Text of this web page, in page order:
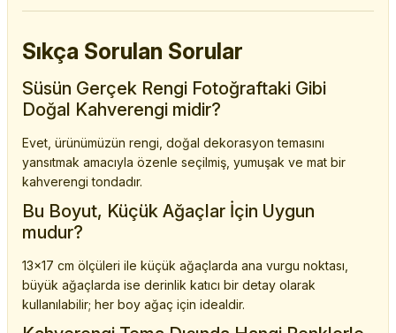
Sıkça Sorulan Sorular
Süsün Gerçek Rengi Fotoğraftaki Gibi
Doğal Kahverengi midir?
Evet, ürünümüzün rengi, doğal dekorasyon temasını
yansıtmak amacıyla özenle seçilmiş, yumuşak ve mat bir
kahverengi tondadır.
Bu Boyut, Küçük Ağaçlar İçin Uygun
mudur?
13x17 cm ölçüleri ile küçük ağaçlarda ana vurgu noktası,
büyük ağaçlarda ise derinlik katıcı bir detay olarak
kullanılabilir; her boy ağaç için idealdir.